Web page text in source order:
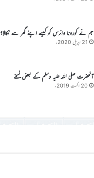
ہم نے کورونا وائرس کو کیسے اپنے گھر سے نکالا؟
21 اپریل 2020ء
آنحضرت صلی اللہ علیہ وسلم کے بعض نسخے
20 اگست 2019ء